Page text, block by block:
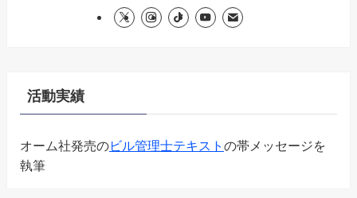
活動実績
オーム社発売のビル管理士テキスト の帯メッセージを
執筆